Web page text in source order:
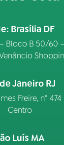
Brasília DF
Bloco B 50/60
Janeiro RJ
Freire, n° 474
Centro
Luís MA